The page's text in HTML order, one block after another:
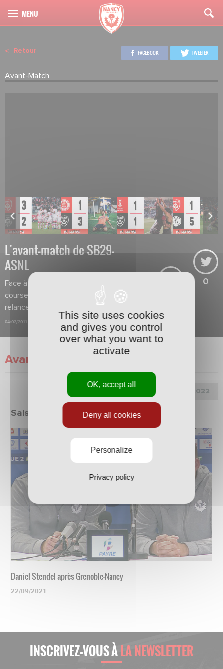
Retour
Avant-Match
FACEBOOK TWEETER
L'avant-match de SB29-
ASNL
Face à un concurrent direct dans la
course au maintien, l'ASNL doit se
relancer.
04/02/2011
0
Avant-Match
Choix de la saison :
Saison 2021/2022
Daniel Stendel après Grenoble-Nancy
22/09/2021
INSCRIVEZ-VOUS ÀLA NEWSLETTER
This site uses cookies
and gives you control
over what you want to
activate
OK, accept all
Deny all cookies
Personalize
Privacy policy